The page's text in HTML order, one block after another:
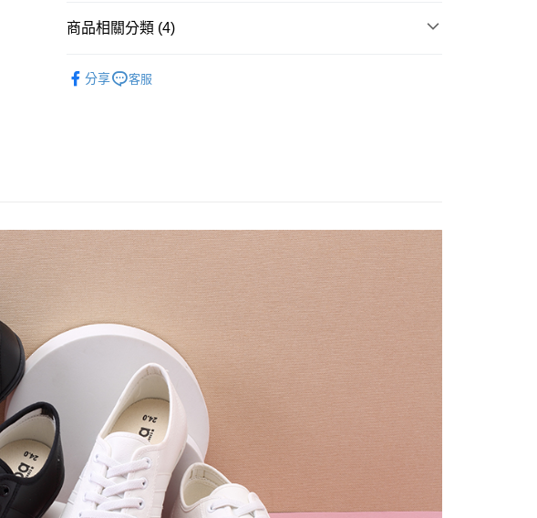
結果請求用戶進行身份認證。
動。
美國/加拿大/澳大利亞/日本/韓國/香港/澳門/新加坡/印尼/
查看運費
商品相關分類 (4)
分享 客服